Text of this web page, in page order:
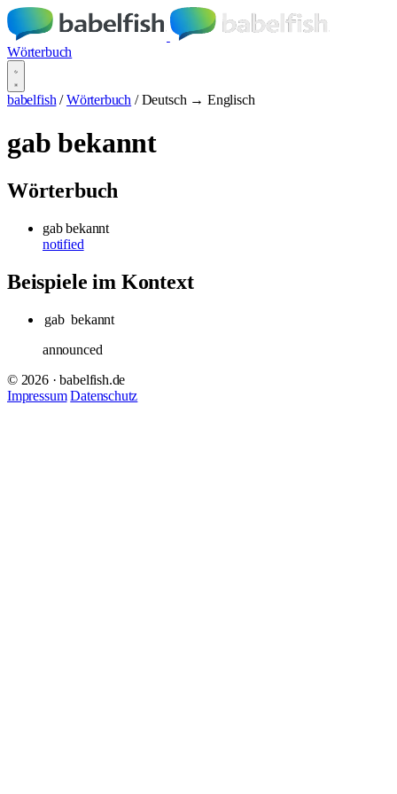
Wörterbuch
babelfish / Wörterbuch / Deutsch → Englisch
gab bekannt
Wörterbuch
gab bekannt
notified
Beispiele im Kontext
gab bekannt
announced
© 2026 · babelfish.de
Impressum Datenschutz